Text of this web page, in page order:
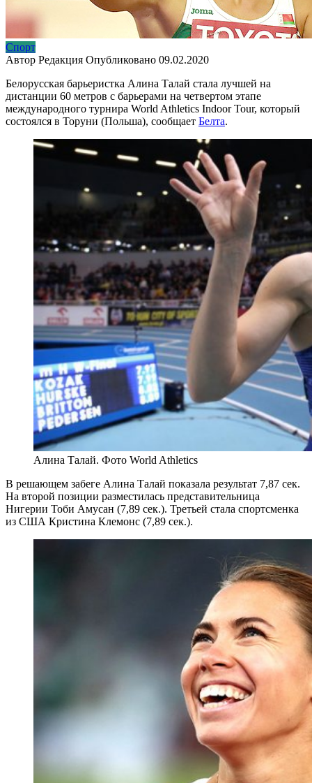
Спорт
Автор Редакция Опубликовано 09.02.2020
Белорусская барьеристка Алина Талай стала лучшей на
дистанции 60 метров с барьерами на четвертом этапе
международного турнира World Athletics Indoor Tour, который
состоялся в Торуни (Польша), сообщает Белта.
Алина Талай. Фото World Athletics
В решающем забеге Алина Талай показала результат 7,87 сек.
На второй позиции разместилась представительница
Нигерии Тоби Амусан (7,89 сек.). Третьей стала спортсменка
из США Кристина Клемонс (7,89 сек.).